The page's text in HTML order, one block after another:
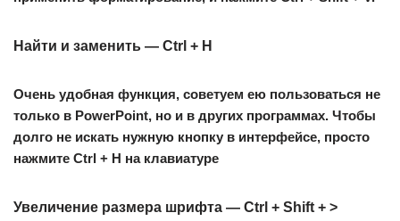
Найти и заменить — Ctrl + H
Очень удобная функция, советуем ею пользоваться не
только в PowerPoint, но и в других программах. Чтобы
долго не искать нужную кнопку в интерфейсе, просто
нажмите Ctrl + H на клавиатуре
Увеличение размера шрифта — Ctrl + Shift + >